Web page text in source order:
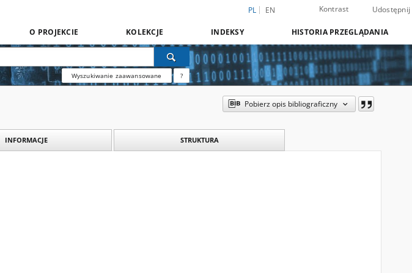
PL EN Kontrast Udostępnij
O PROJEKCIE KOLEKCJE INDEKSY HISTORIA PRZEGLĄDANIA
Wyszukiwanie zaawansowane ?
Pobierz opis bibliograficzny
INFORMACJE STRUKTURA